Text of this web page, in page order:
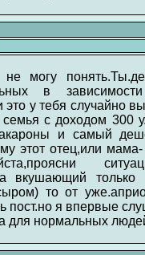
могу
в
у тебя случайно
семья с доходом 300
и самый
этот отец,или
вкушающий только
то от
я впервые
для нормальных